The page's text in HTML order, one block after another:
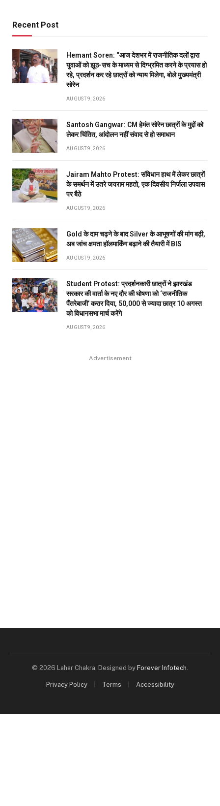
Recent Post
Hemant Soren: “आज देशभर में राजनीतिक दलों द्वारा
युवाओं को झूठ-सच के माध्यम से दिग्भ्रमित करने के प्रयास हो
रहे, प्रदर्शन कर रहे छात्रों को न्याय मिलेगा, बोले मुख्यमंत्री
सोरेन
AUGUST 9, 2026
Santosh Gangwar: CM हेमंत सोरेन छात्रों के मुद्दों को
लेकर चिंतित, आंदोलन नहीं संवाद से हो समाधान
AUGUST 9, 2026
Jairam Mahto Protest: संविधान हाथ में लेकर छात्रों
के समर्थन में उतरे जयराम महतो, एक दिवसीय निर्जला उपवास
पर बैठे
AUGUST 9, 2026
Gold के दाम चढ़ने के बाद Silver के आभूषणों की मांग बढ़ी,
अब जांच क्षमता हॉलमार्किंग बढ़ाने की तैयारी में BIS
AUGUST 9, 2026
Student Protest: प्रदर्शनकारी छात्रों ने झारखंड
सरकार की वार्ता के नए दौर की घोषणा को ‘राजनीतिक
पैंतरेबाजी’ करार दिया, 50,000 से ज्यादा छात्र 10 अगस्त
को विधानसभा मार्च करेंगे
AUGUST 9, 2026
Advertisement
© 2026 Lahar Chakra. Designed by Forever Infotech
Privacy Policy Terms Accessibility